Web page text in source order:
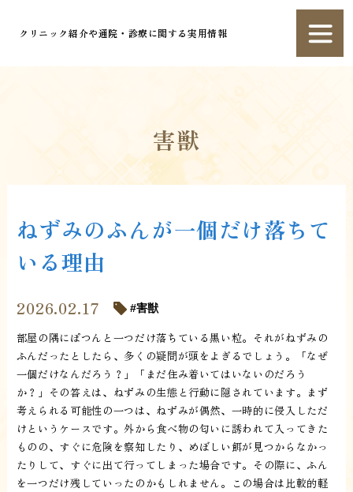
クリニック紹介や通院・診療に関する実用情報
害獣
ねずみのふんが一個だけ落ちて
いる理由
2026.02.17 害獣
部屋の隅にぽつんと一つだけ落ちている黒い粒。それがねずみの
ふんだったとしたら、多くの疑問が頭をよぎるでしょう。「なぜ
一個だけなんだろう？」「まだ住み着いてはいないのだろう
か？」その答えは、ねずみの生態と行動に隠されています。まず
考えられる可能性の一つは、ねずみが偶然、一時的に侵入しただ
けというケースです。外から食べ物の匂いに誘われて入ってきた
ものの、すぐに危険を察知したり、めぼしい餌が見つからなかっ
たりして、すぐに出て行ってしまった場合です。その際に、ふん
を一つだけ残していったのかもしれません。この場合は比較的軽